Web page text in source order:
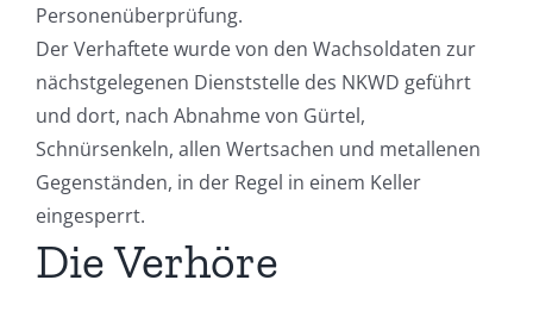
Personenüberprüfung.
Der Verhaftete wurde von den Wachsoldaten zur
nächstgelegenen Dienststelle des NKWD geführt
und dort, nach Abnahme von Gürtel,
Schnürsenkeln, allen Wertsachen und metallenen
Gegenständen, in der Regel in einem Keller
eingesperrt.
Die Verhöre